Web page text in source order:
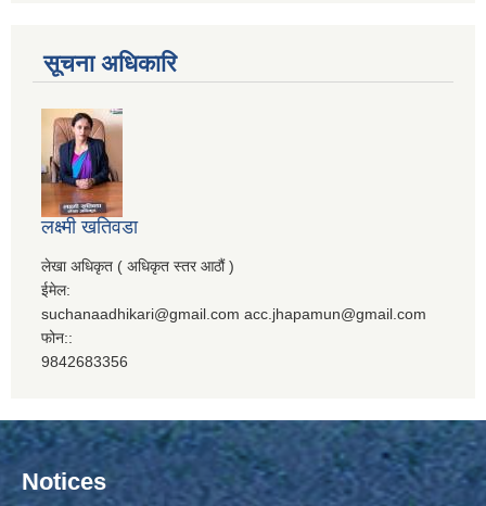
सूचना अधिकारि
लक्ष्मी खतिवडा
लेखा अधिकृत ( अधिकृत स्तर आठौं )
ईमेल:
suchanaadhikari@gmail.com acc.jhapamun@gmail.com
फोन::
9842683356
Notices